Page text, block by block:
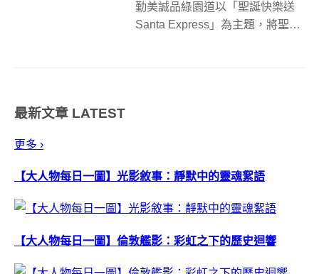
勤美誠品綠園道以「聖誕快樂送
Santa Express」為主題，將聖誕
最新文章 LATEST
更多 ›
【大人物每日一圖】光影敘事：靜默中的靈魂絮語
【大人物每日一圖】倫敦艦影：彩虹之下的歷史迴響